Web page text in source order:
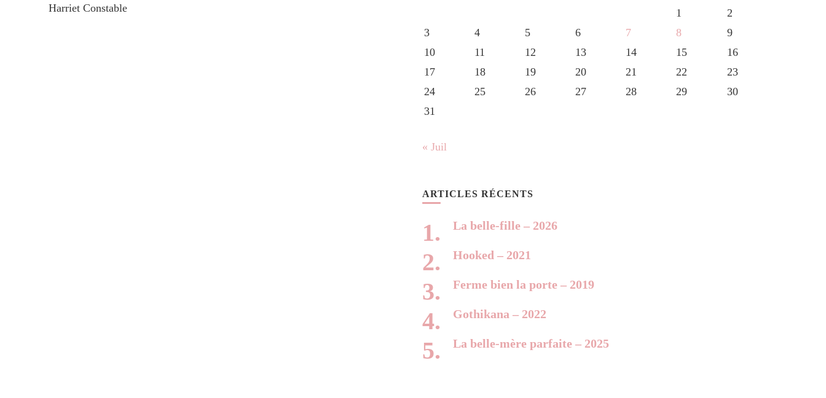
Harriet Constable
1
2
3
4 5 6 7 8
9
10
11 12 13 14 15
16
17
18 19 20 21 22
23
24
25 26 27 28 29
30
31
« Juil
ARTICLES RÉCENTS
La belle-fille – 2026
Hooked – 2021
Ferme bien la porte – 2019
Gothikana – 2022
La belle-mère parfaite – 2025